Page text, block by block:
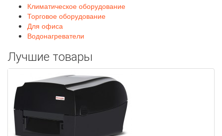
Климатическое оборудование
Торговое оборудование
Для офиса
Водонагреватели
Лучшие товары